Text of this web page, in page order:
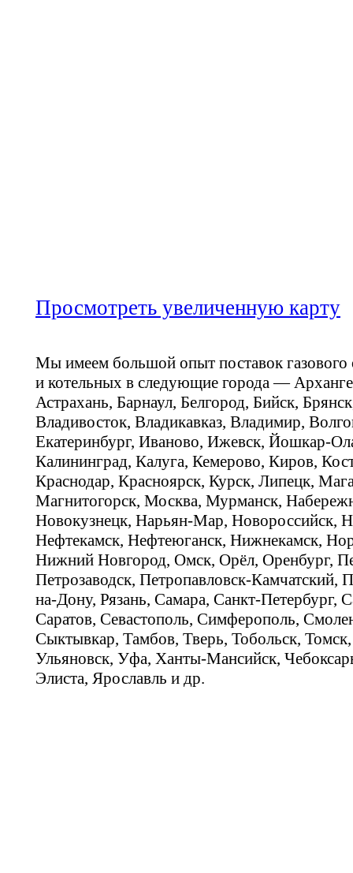
Просмотреть увеличенную карту
Мы имеем большой опыт поставок газового
и котельных в следующие города —
Астрахань, Барнаул, Белгород, Бийск,
Владивосток, Владикавказ, Владимир,
Екатеринбург, Иваново, Ижевск, Йошкар-
Калининград, Калуга, Кемерово, Киров,
Краснодар, Красноярск, Курск, Липецк,
Магнитогорск, Москва, Мурманск,
Новокузнецк, Нарьян-Мар, Новороссийск,
Нефтекамск, Нефтеюганск, Нижнекамск,
Нижний Новгород, Омск, Орёл, Оренбург,
Петрозаводск, Петропавловск-Камчатский,
на-Дону, Рязань, Самара, Санкт-Петербург,
Саратов, Севастополь, Симферополь,
Сыктывкар, Тамбов, Тверь, Тобольск,
Ульяновск, Уфа, Ханты-Мансийск,
Элиста, Ярославль и др.